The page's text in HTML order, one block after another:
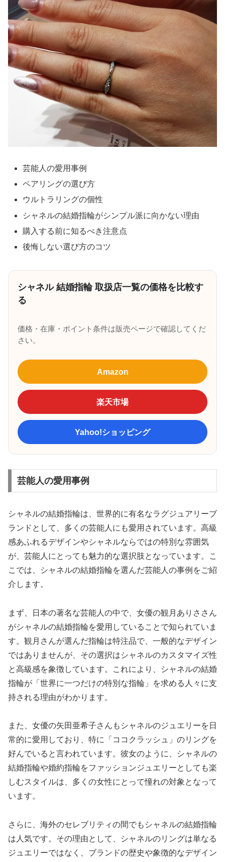
芸能人の愛用事例
ペアリングの選び方
ウルトラリングの個性
シャネルの結婚指輪がシンプル派に向かない理由
購入する前に知るべき注意点
後悔しない選び方のコツ
シャネル 結婚指輪 取扱店一覧の価格を比較す
る
価格・在庫・ポイント条件は販売ページで確認してくだ
さい。
Amazon
楽天市場
Yahoo!ショッピング
芸能人の愛用事例
シャネルの結婚指輪は、世界的に有名なラグジュアリーブ
ランドとして、多くの芸能人にも愛用されています。高級
感あふれるデザインやシャネルならではの特別な雰囲気
が、芸能人にとっても魅力的な選択肢となっています。こ
こでは、シャネルの結婚指輪を選んだ芸能人の事例をご紹
介します。
まず、日本の著名な芸能人の中で、女優の観月ありささん
がシャネルの結婚指輪を愛用していることで知られていま
す。観月さんが選んだ指輪は特注品で、一般的なデザイン
ではありませんが、その選択はシャネルのカスタマイズ性
と高級感を象徴しています。これにより、シャネルの結婚
指輪が「世界に一つだけの特別な指輪」を求める人々に支
持される理由がわかります。
また、女優の矢田亜希子さんもシャネルのジュエリーを日
常的に愛用しており、特に「ココクラッシュ」のリングを
好んでいると言われています。彼女のように、シャネルの
結婚指輪や婚約指輪をファッションジュエリーとしても楽
しむスタイルは、多くの女性にとって憧れの対象となって
います。
さらに、海外のセレブリティの間でもシャネルの結婚指輪
は人気です。その理由として、シャネルのリングは単なる
ジュエリーではなく、ブランドの歴史や象徴的なデザイン